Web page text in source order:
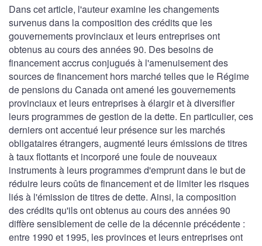
Dans cet article, l'auteur examine les changements
survenus dans la composition des crédits que les
gouvernements provinciaux et leurs entreprises ont
obtenus au cours des années 90. Des besoins de
financement accrus conjugués à l'amenuisement des
sources de financement hors marché telles que le Régime
de pensions du Canada ont amené les gouvernements
provinciaux et leurs entreprises à élargir et à diversifier
leurs programmes de gestion de la dette. En particulier, ces
derniers ont accentué leur présence sur les marchés
obligataires étrangers, augmenté leurs émissions de titres
à taux flottants et incorporé une foule de nouveaux
instruments à leurs programmes d'emprunt dans le but de
réduire leurs coûts de financement et de limiter les risques
liés à l'émission de titres de dette. Ainsi, la composition
des crédits qu'ils ont obtenus au cours des années 90
diffère sensiblement de celle de la décennie précédente :
entre 1990 et 1995, les provinces et leurs entreprises ont